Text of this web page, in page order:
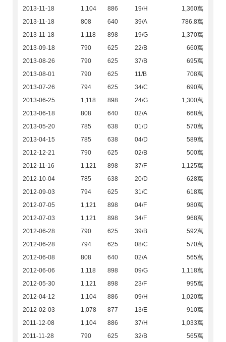
2013-11-18
1,104 886 19/H
1,360萬
2013-11-18
808 640 39/A
786.8萬
2013-11-18
1,118 898 19/G
1,370萬
2013-09-18
790 625 22/B
660萬
2013-08-26
790 625 37/B
695萬
2013-08-01
790 625 11/B
708萬
2013-07-26
794 625 34/C
690萬
2013-06-25
1,118 898 24/G
1,300萬
2013-06-18
808 640 02/A
668萬
2013-05-20
785 638 01/D
570萬
2013-04-15
785 638 04/D
589萬
2012-12-21
790 625 02/B
500萬
2012-11-16
1,121 898 37/F
1,125萬
2012-10-04
785 638 20/D
628萬
2012-09-03
794 625 31/C
618萬
2012-07-05
1,121 898 04/F
980萬
2012-07-03
1,121 898 34/F
968萬
2012-06-28
790 625 39/B
592萬
2012-06-28
794 625 08/C
570萬
2012-06-08
808 640 02/A
565萬
2012-06-06
1,118 898 09/G
1,118萬
2012-05-30
1,121 898 23/F
995萬
2012-04-12
1,104 886 09/H
1,020萬
2012-02-03
1,078 877 13/E
910萬
2011-12-08
1,104 886 37/H
1,033萬
2011-11-28
790 625 32/B
565萬